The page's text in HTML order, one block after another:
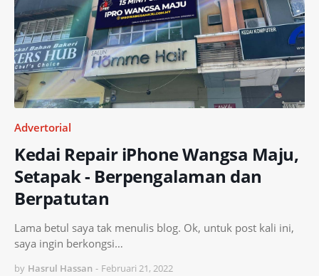
Advertorial
Kedai Repair iPhone Wangsa Maju,
Setapak - Berpengalaman dan
Berpatutan
Lama betul saya tak menulis blog. Ok, untuk post kali ini,
saya ingin berkongsi…
by Hasrul Hassan - Februari 21, 2022